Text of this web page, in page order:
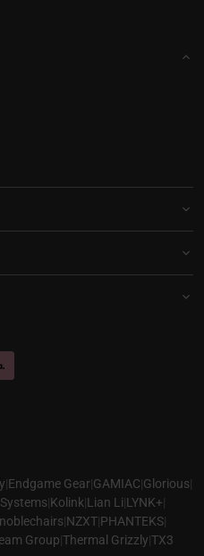
|Endgame Gear|GAMIAC|Glorious|
|Kolink|Lian Li|LYNK+|
noblechairs|NZXT|PHANTEKS|
Group|Thermal Grizzly|TX3